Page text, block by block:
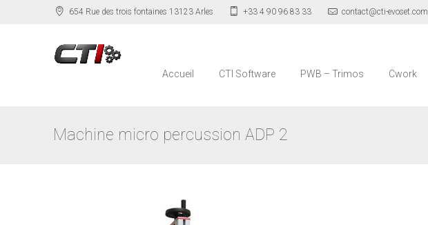
654 Rue des trois fontaines 13123 Arles +33 4 90 96 83 33 contact@cti-evoset.com
Accueil CTI Software PWB – Trimos Cwork
Machine micro percussion ADP 2